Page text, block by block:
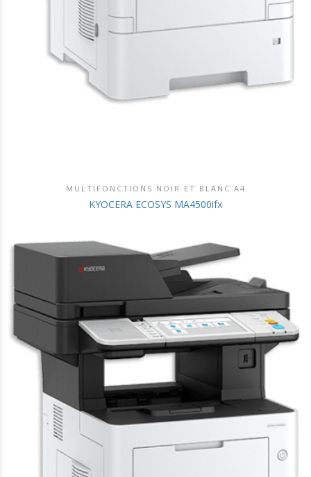
DÉCOUVRIR CE PRODUIT
MULTIFONCTIONS NOIR ET BLANC A4
KYOCERA ECOSYS MA4500ifx